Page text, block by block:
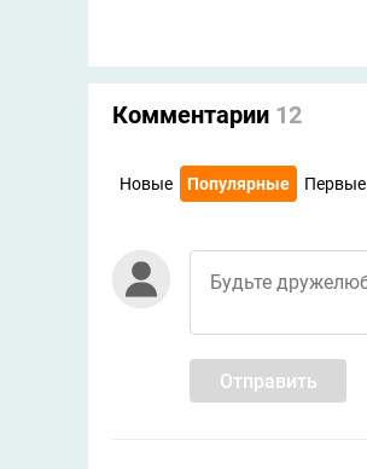
Комментарии 12
Новые Популярные Первые
Отправить